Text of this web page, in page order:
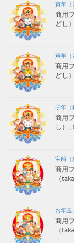
寅年（
商用
どし
寅年（
商用
どし
子年（
商用
し）
宝船（
商用
（
お年玉
商用
（